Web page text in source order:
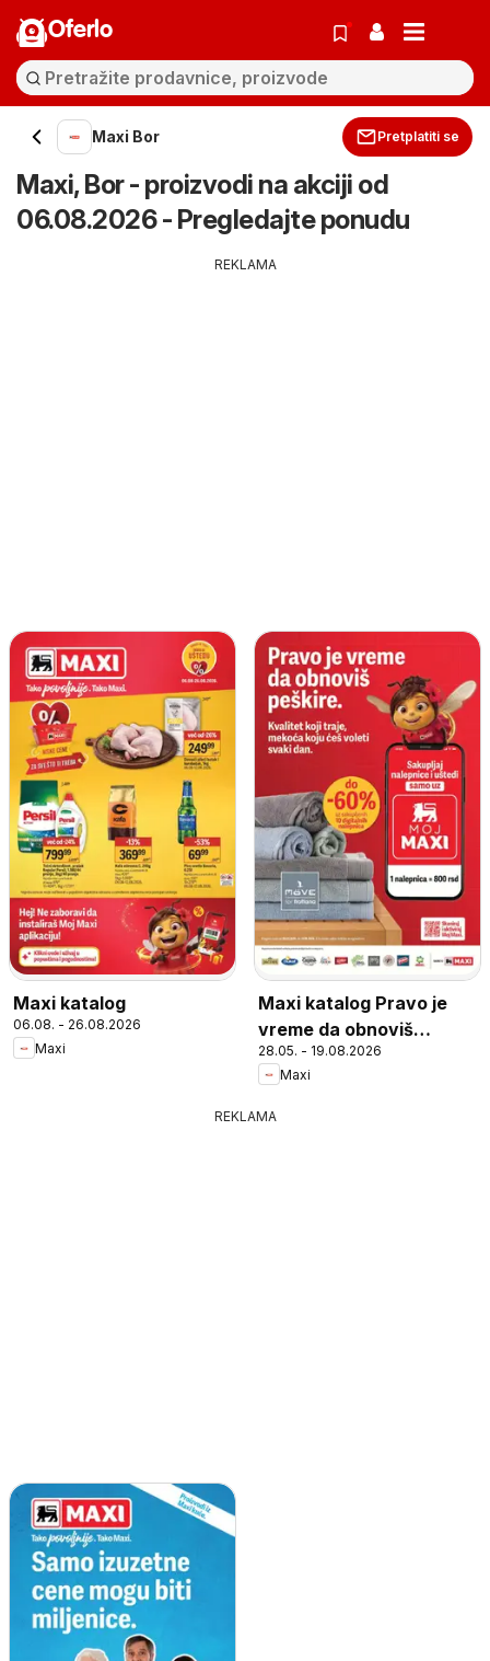
Oferlo
Maxi Bor Pretplatiti se
Maxi, Bor - proizvodi na akciji od
06.08.2026 - Pregledajte ponudu
REKLAMA
Maxi katalog
06.08. - 26.08.2026
Maxi
Maxi katalog Pravo je
vreme da obnoviš
peškire
28.05. - 19.08.2026
Maxi
REKLAMA